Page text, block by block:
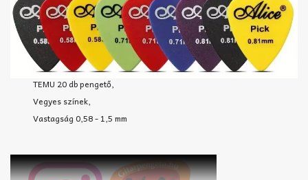
TEMU 20 db pengető,
Vegyes színek,
Vastagság 0,58 - 1,5 mm